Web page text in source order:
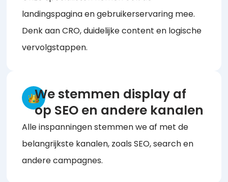
landingspagina en gebruikerservaring mee.
Denk aan CRO, duidelijke content en logische
vervolgstappen.
We stemmen display af
op SEO en andere kanalen
Alle inspanningen stemmen we af met de
belangrijkste kanalen, zoals SEO, search en
andere campagnes.